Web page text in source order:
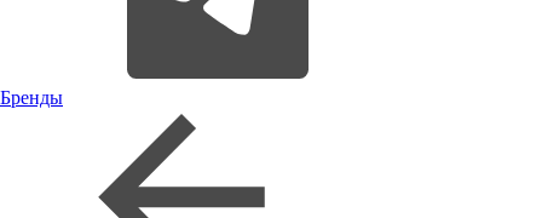
Бренды